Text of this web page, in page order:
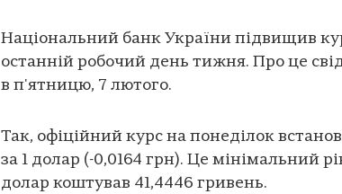
Національний банк України підвищив
останній робочий день тижня. Про це
в п'ятницю, 7 лютого.
Так, офіційний курс на понеділок
за 1 долар (-0,0164 грн). Це мінімальний
долар коштував 41,4446 гривень.